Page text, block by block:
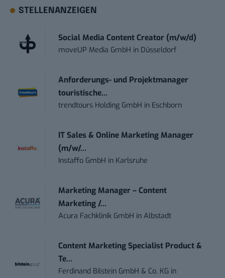
STELLENANZEIGEN
Social Media Content Creator (m/w/d)
moveUP Media GmbH in Düsseldorf
Anforderungs- und Projektmanager
touristische...
trendtours Holding GmbH in Eschborn
IT Sales & Online Marketing Manager
(m/w/...
Instaffo GmbH in Karlsruhe
Marketing Manager – Content
Marketing /...
Acura Fachklinik GmbH inAlbstadt
Content Marketing Specialist Product &
Te...
Ferdinand Bilstein GmbH & Co. KG in